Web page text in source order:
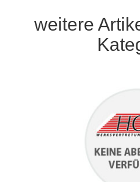
weitere